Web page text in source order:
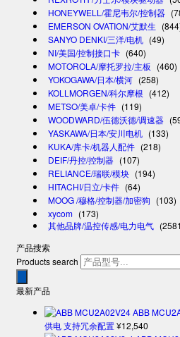
HONEYWELL/霍尼韦尔/控制器
EMERSON OVATION/艾默生
SANYO DENKI/三洋/电机 (49)
NI/美国/控制接口卡 (640)
MOTOROLA/摩托罗拉/主板 (460)
YOKOGAWA/日本/横河 (258)
KOLLMORGEN/科尔摩根 (412)
METSO/美卓/卡件 (119)
WOODWARD/伍德沃德/调速器
YASKAWA/日本/安川电机 (133)
KUKA/库卡/机器人配件 (218)
DEIF/丹控/控制器 (107)
RELIANCE/瑞联/模块 (194)
HITACHI/日立/卡件 (64)
MOOG /穆格/控制器/加密狗 (103)
xycom (173)
其他品牌/温控传感/电力电气
产品搜索
Products search
最新产品
ABB
供电 支持冗余配置¥12,540